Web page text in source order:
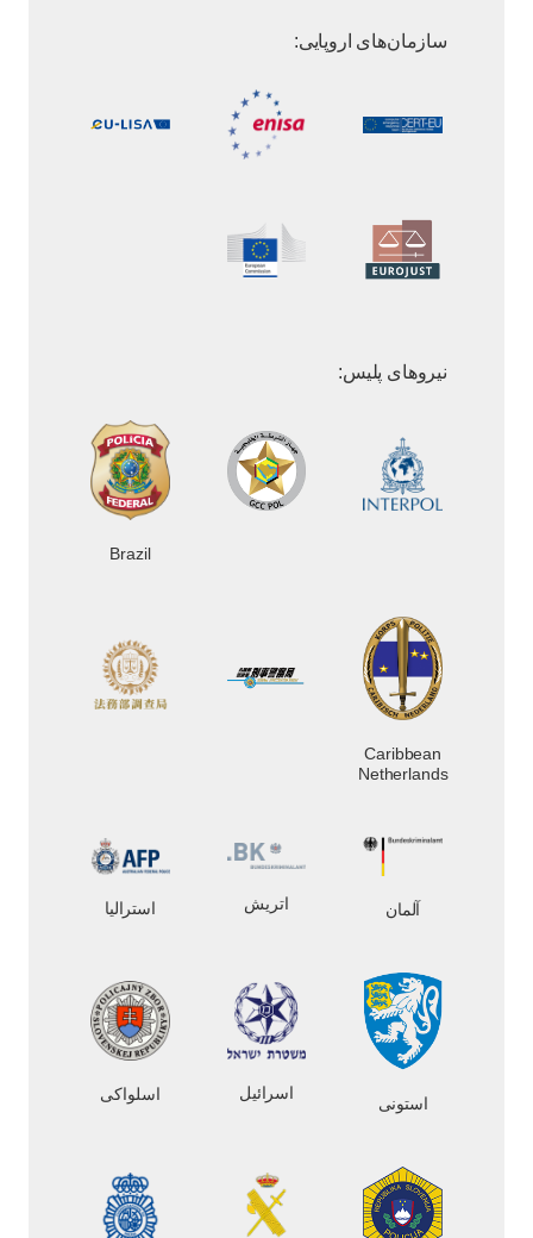
سازمان‌های اروپایی:
نیروهای پلیس:
Brazil
Caribbean
Netherlands
آلمان اتریش استرالیا
استونی
اسرائیل اسلواکی